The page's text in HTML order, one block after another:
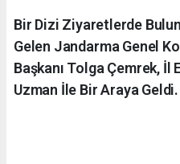
Bir Dizi Ziyaretlerde
Gelen Jandarma Genel
Başkanı Tolga Çemrek,
Uzman İle Bir Araya Geldi.